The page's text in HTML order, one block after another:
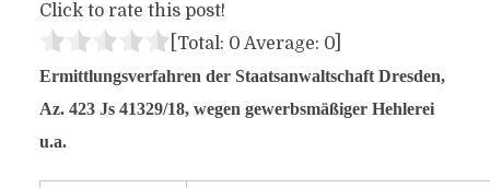
Click to rate this post!
[Total: 0 Average: 0]
Ermittlungsverfahren der Staatsanwaltschaft Dresden,
Az. 423 Js 41329/18, wegen gewerbsmäßiger Hehlerei
u.a.